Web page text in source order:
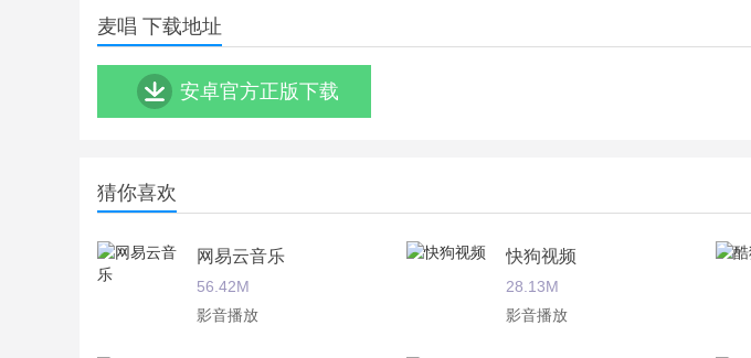
麦唱 下载地址
安卓官方正版下载
猜你喜欢
网易云音乐
56.42M
影音播放
快狗视频
28.13M
影音播放